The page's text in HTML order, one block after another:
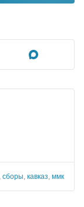
сборы кавказ ммк